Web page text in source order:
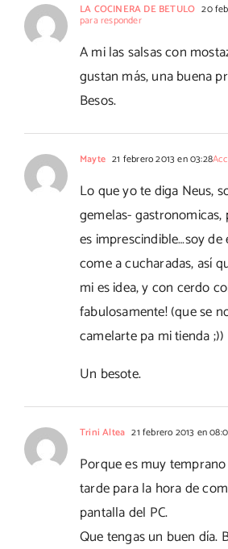
LA COCINERA DE BETULO 20
para responder
A mi las salsas con
gustan más, una buena
Besos.
Mayte 21 febrero 2013 en 03:28
Lo que yo te diga Neus,
gemelas-
es imprescindible…soy de
come a cucharadas, así
mi es idea, y con cerdo
fabulosamente! (que se
camelarte pa mi tienda ;))
Un besote.
Trini Altea 21 febrero 2013 en
Porque es muy
tarde para la hora de
pantalla del PC.
Que tengas un buen día.